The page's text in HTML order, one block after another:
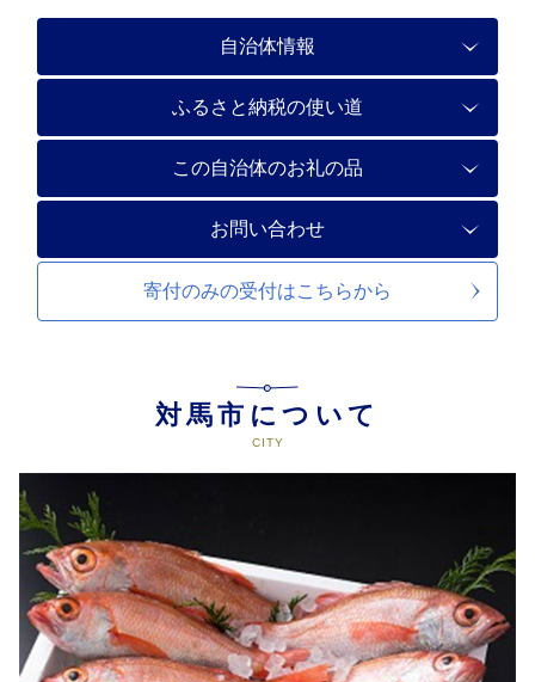
自治体情報
ふるさと納税の使い道
この自治体のお礼の品
お問い合わせ
寄付のみの受付はこちらから
対馬市について